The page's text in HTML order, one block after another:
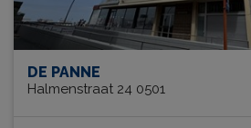
DE PANNE
Halmenstraat 24 0501